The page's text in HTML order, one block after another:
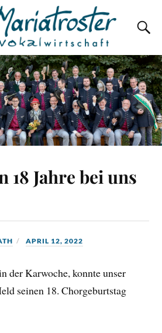
18 Jahre bei uns
APRIL 12, 2022
der Karwoche, konnte unser
seinen 18. Chorgeburtstag